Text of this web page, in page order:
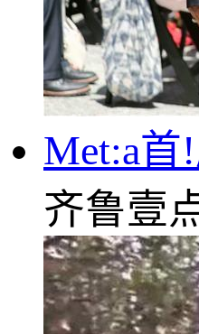
Met:a
齐鲁壹